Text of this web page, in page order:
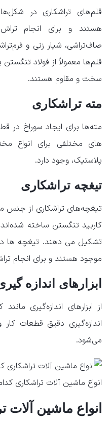
قلم‌های تراشکاری در
هستند و برای انجام
صاف‌تراشی، شیار زنی و
قلم‌ها معمولاً از فولاد
سخت و مقاوم هستند.
مته تراشکاری
مته‌ها برای ایجاد سوراخ در
‌های مختلفی برای انواع
پلاستیک، وجود دارد.
تیغچه تراشکاری
تیغچه‌های تراشکاری از جنس
کاربید تنگستن ساخته شده‌اند
تشکیل می‌ دهند. تیغچه‌ ها
موجود هستند و برای انجام
ابزارهای اندازه
از ابزارهای اندازه‌گیری
اندازه‌گیری دقیق قطعات کار
می‌شود.
انواع ماشین آلات تراشکاری
انواع ماشین آلات